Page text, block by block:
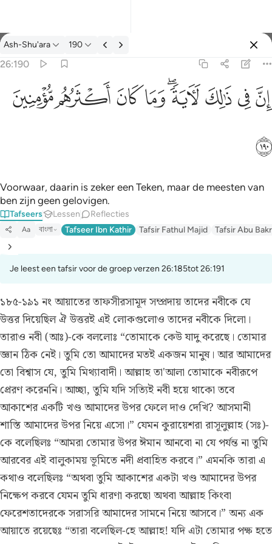
Tafseer: Ash-Shu'ara 26:190
Ash-Shu'ara 190
26:190
ان في ذالك لاية وما كان اكثرهم مومنين ١٩٠
إِنَّ فِى ذَٰلِكَ لَـَٔايَةًۭ ۖ وَمَا كَانَ أَكْثَرُهُم مُّؤْمِنِينَ ١٩٠
ﱳﱴﱵﱶﱷﱸﱹﱺﱻ
ﱼ
Voorwaar, daarin is zeker een Teken, maar de meesten van
ben zijn geen gelovigen.
Tafseers Lessen Reflecties
Aa বাংলা Tafseer Ibn Kathir Tafsir Fathul Majid Tafsir Abu
Je leest een tafsir voor de groep verzen 26:185tot 26:191
১৮৫-১৯১ নং আয়াতের তাফসীরসামূদ সম্প্রদায় তাদের নবীকে যে
উত্তর দিয়েছিল ঐ উত্তরই এই লোকগুলোও তাদের নবীকে দিলো।
তারাও নবী (আঃ)-কে বললোঃ “তোমাকে কেউ যাদু করেছে। তোমার
জ্ঞান ঠিক নেই। তুমি তো আমাদের মতই একজন মানুষ। আর আমাদের
তো বিশ্বাস যে, তুমি মিথ্যাবাদী। আল্লাহ তা'আলা তোমাকে নবীরূপে
প্রেরণ করেননি। আচ্ছা, তুমি যদি সত্যিই নবী হয়ে থাকো তবে
আকাশের একটি খণ্ড আমাদের উপর ফেলে দাও দেখি? আসমানী
শাস্তি আমাদের উপর নিয়ে এসো।” যেমন কুরায়েশরা রাসূলুল্লাহ (সঃ)-
কে বলেছিলঃ “আমরা তোমার উপর ঈমান আনবো না যে পর্যন্ত না তুমি
আরবের এই বালুকাময় ভূমিতে নদী প্রবাহিত করবে।” এমনকি তারা এ
কথাও বলেছিলঃ “অথবা তুমি আকাশের একটা খণ্ড আমাদের উপর
নিক্ষেপ করবে যেমন তুমি ধারণা করছো অথবা আল্লাহ কিংবা
ফেরেশতাদেরকে সরাসরি আমাদের সামনে নিয়ে আসবে।” অন্য এক
আয়াতে রয়েছেঃ “তারা বলেছিল-হে আল্লাহ! যদি এটা তোমার পক্ষ হতে